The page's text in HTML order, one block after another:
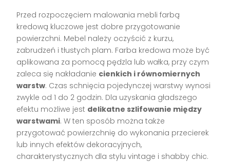
Przed rozpoczęciem malowania mebli farbą
kredową kluczowe jest dobre przygotowanie
powierzchni. Mebel należy oczyścić z kurzu,
zabrudzeń i tłustych plam. Farba kredowa może być
aplikowana za pomocą pędzla lub wałka, przy czym
zaleca się nakładanie cienkich i równomiernych
warstw. Czas schnięcia pojedynczej warstwy wynosi
zwykle od 1 do 2 godzin. Dla uzyskania gładszego
efektu możliwe jest delikatne szlifowanie między
warstwami. W ten sposób można także
przygotować powierzchnię do wykonania przecierek
lub innych efektów dekoracyjnych,
charakterystycznych dla stylu vintage i shabby chic.